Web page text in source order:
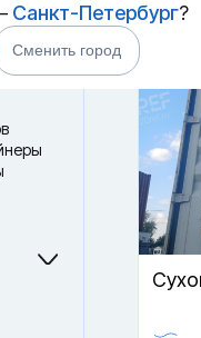
Санкт-Петербург?
Сменить город